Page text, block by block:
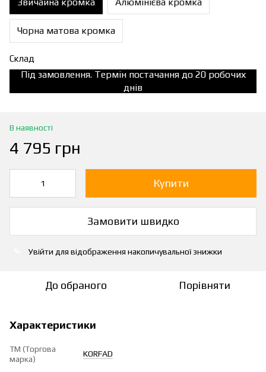
Чорна матова кромка
Склад
Під замовлення. Термін постачання до 20 робочих
днів
В наявності
4 795 грн
Купити
Замовити швидко
Увійти для відображення накопичувальної знижки
До обраного Порівняти
Характеристики
ТМ (Торгова
марка)
KORFAD